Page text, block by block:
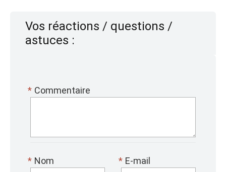
Vos réactions / questions /
astuces :
Commentaire
*
Nom
* E-mail
*